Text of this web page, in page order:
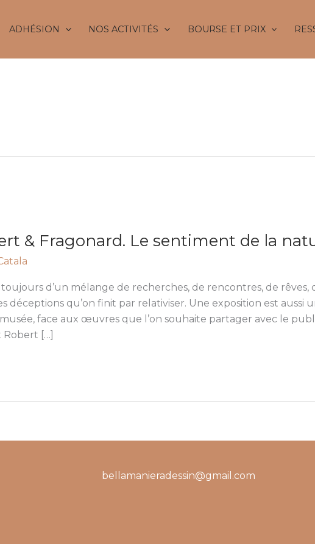
ADHÉSION NOS ACTIVITÉS BOURSE ET PRIX
& Fragonard. Le sentiment de la
d’un mélange de recherches, de rencontres, de rêves,
déceptions qu’on finit par relativiser. Une exposition est aussi
face aux œuvres que l’on souhaite partager avec le
Robert […]
bellamanieradessin@gmail.com